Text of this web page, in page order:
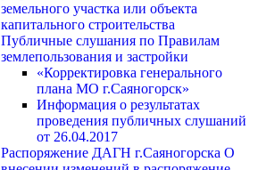
земельного участка или объекта
капитального строительства
Публичные слушания по Правилам
землепользования и застройки
«Корректировка генерального
плана МО г.Саяногорск»
Информация о результатах
проведения публичных слушаний
от 26.04.2017
Распоряжение ДАГН г.Саяногорска О